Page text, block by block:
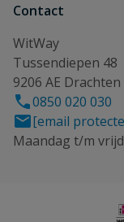
Contact
WitWay
Tussendiepen 48
9206 AE Drachten
0850 020 030
[email
Maandag t/m